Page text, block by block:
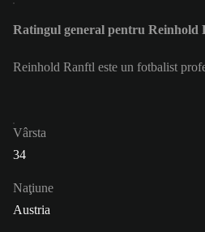
Ratingul general pentru Reinhold
Reinhold Ranftl este un fotbalist
Vârsta
34
Naţiune
Austria